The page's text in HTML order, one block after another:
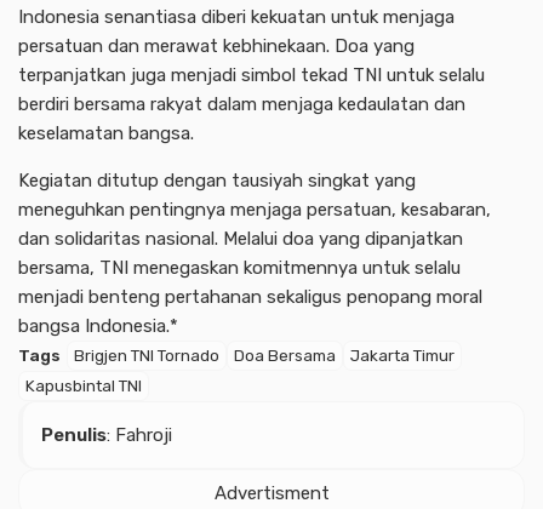
Indonesia senantiasa diberi kekuatan untuk menjaga
persatuan dan merawat kebhinekaan. Doa yang
terpanjatkan juga menjadi simbol tekad TNI untuk selalu
berdiri bersama rakyat dalam menjaga kedaulatan dan
keselamatan bangsa.
Kegiatan ditutup dengan tausiyah singkat yang
meneguhkan pentingnya menjaga persatuan, kesabaran,
dan solidaritas nasional. Melalui doa yang dipanjatkan
bersama, TNI menegaskan komitmennya untuk selalu
menjadi benteng pertahanan sekaligus penopang moral
bangsa Indonesia.*
Tags Brigjen TNI Tornado Doa Bersama
Jakarta Timur
Kapusbintal TNI
Penulis: Fahroji
Advertisment